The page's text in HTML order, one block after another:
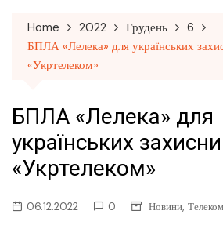
Home 2022 Грудень
6
БПЛА «Лелека» для українських
«Укртелеком»
БПЛА «Лелека» для
українських
«Укртелеком»
06.12.2022 0 Новини, Телеком